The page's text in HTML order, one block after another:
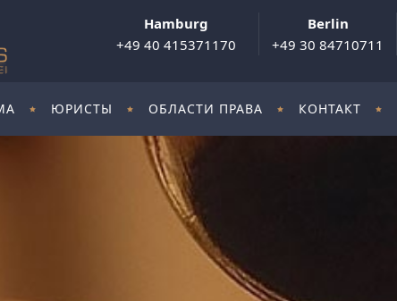
Hamburg
+49 40 415371170
Berlin
+49 30 84710711
ЮРИСТЫ ОБЛАСТИ ПРАВА КОНТАКТ